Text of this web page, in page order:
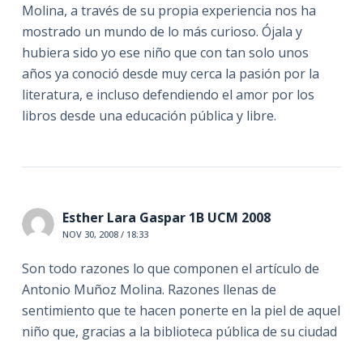
Molina, a través de su propia experiencia nos ha
mostrado un mundo de lo más curioso. Ójala y
hubiera sido yo ese niño que con tan solo unos
años ya conoció desde muy cerca la pasión por la
literatura, e incluso defendiendo el amor por los
libros desde una educación pública y libre.
Esther Lara Gaspar 1B UCM 2008
NOV 30, 2008 / 18:33
Son todo razones lo que componen el artículo de
Antonio Muñoz Molina. Razones llenas de
sentimiento que te hacen ponerte en la piel de aquel
niño que, gracias a la biblioteca pública de su ciudad